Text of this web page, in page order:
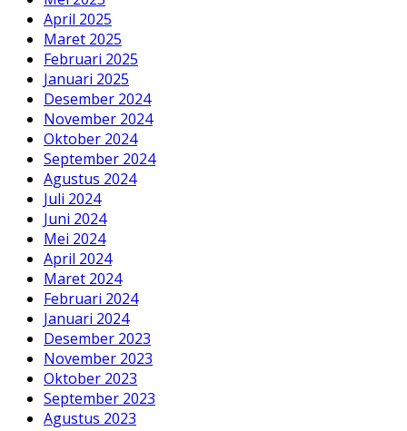
April 2025
Maret 2025
Februari 2025
Januari 2025
Desember 2024
November 2024
Oktober 2024
September 2024
Agustus 2024
Juli 2024
Juni 2024
Mei 2024
April 2024
Maret 2024
Februari 2024
Januari 2024
Desember 2023
November 2023
Oktober 2023
September 2023
Agustus 2023